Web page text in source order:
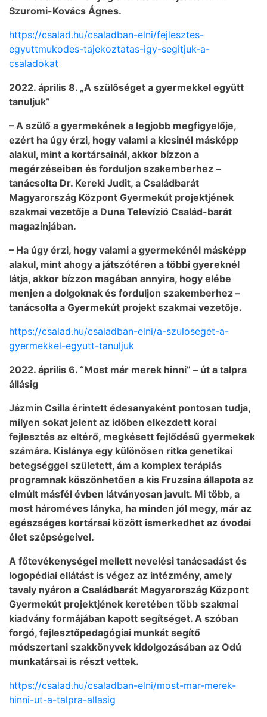
Szuromi-Kovács Ágnes.
https://csalad.hu/csaladban-elni/fejlesztes-
egyuttmukodes-tajekoztatas-igy-segitjuk-a-
csaladokat
2022. április 8. „A szülőséget a gyermekkel együtt
tanuljuk”
– A szülő a gyermekének a legjobb megfigyelője,
ezért ha úgy érzi, hogy valami a kicsinél másképp
alakul, mint a kortársainál, akkor bízzon a
megérzéseiben és forduljon szakemberhez –
tanácsolta Dr. Kereki Judit, a Családbarát
Magyarország Központ Gyermekút projektjének
szakmai vezetője a Duna Televízió Család-barát
magazinjában.
– Ha úgy érzi, hogy valami a gyermekénél másképp
alakul, mint ahogy a játszótéren a többi gyereknél
látja, akkor bízzon magában annyira, hogy elébe
menjen a dolgoknak és forduljon szakemberhez –
tanácsolta a Gyermekút projekt szakmai vezetője.
https://csalad.hu/csaladban-elni/a-szuloseget-a-
gyermekkel-egyutt-tanuljuk
2022. április 6. “Most már merek hinni” – út a talpra
állásig
Jázmin Csilla érintett édesanyaként pontosan tudja,
milyen sokat jelent az időben elkezdett korai
fejlesztés az eltérő, megkésett fejlődésű gyermekek
számára. Kislánya egy különösen ritka genetikai
betegséggel született, ám a komplex terápiás
programnak köszönhetően a kis Fruzsina állapota az
elmúlt másfél évben látványosan javult. Mi több, a
most hároméves lányka, ha minden jól megy, már az
egészséges kortársai között ismerkedhet az óvodai
élet szépségeivel.
A főtevékenységei mellett nevelési tanácsadást és
logopédiai ellátást is végez az intézmény, amely
tavaly nyáron a Családbarát Magyarország Központ
Gyermekút projektjének keretében több szakmai
kiadvány formájában kapott segítséget. A szóban
forgó, fejlesztőpedagógiai munkát segítő
módszertani szakkönyvek kidolgozásában az Odú
munkatársai is részt vettek.
https://csalad.hu/csaladban-elni/most-mar-merek-
hinni-ut-a-talpra-allasig